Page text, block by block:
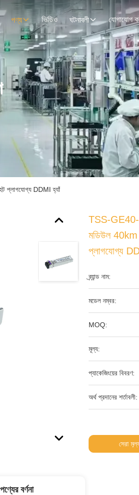
পণ্য ভিডিও ঘটনাবলী যোগাযোগ
প্লাগযোগ্য DDMI হ্যাঁ
TSS-GE40-
মডিউল
প্লাগযোগ্য
ব্র্যান্ড নাম:
মডেল নম্বর:
MOQ:
মূল্য:
প্যাকেজিংয়ের বিবরণ:
অর্থ প্রদানের শর্তাবলী:
সেরা
পণ্যের বর্ণনা